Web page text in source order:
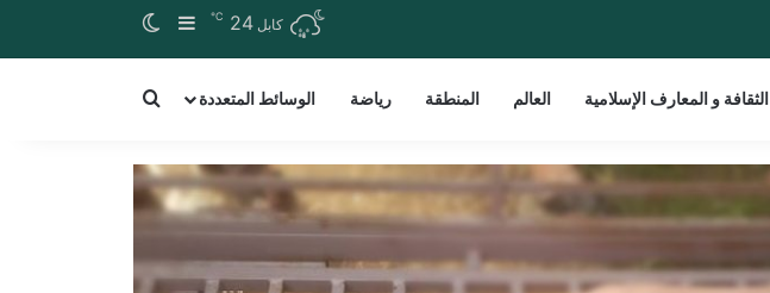
کابل 24
℃ إضافة عمود جانبي
الثقافة و المعارف الإسلامية العالم المنطقة رياضة الوسائط المتعددة for a word